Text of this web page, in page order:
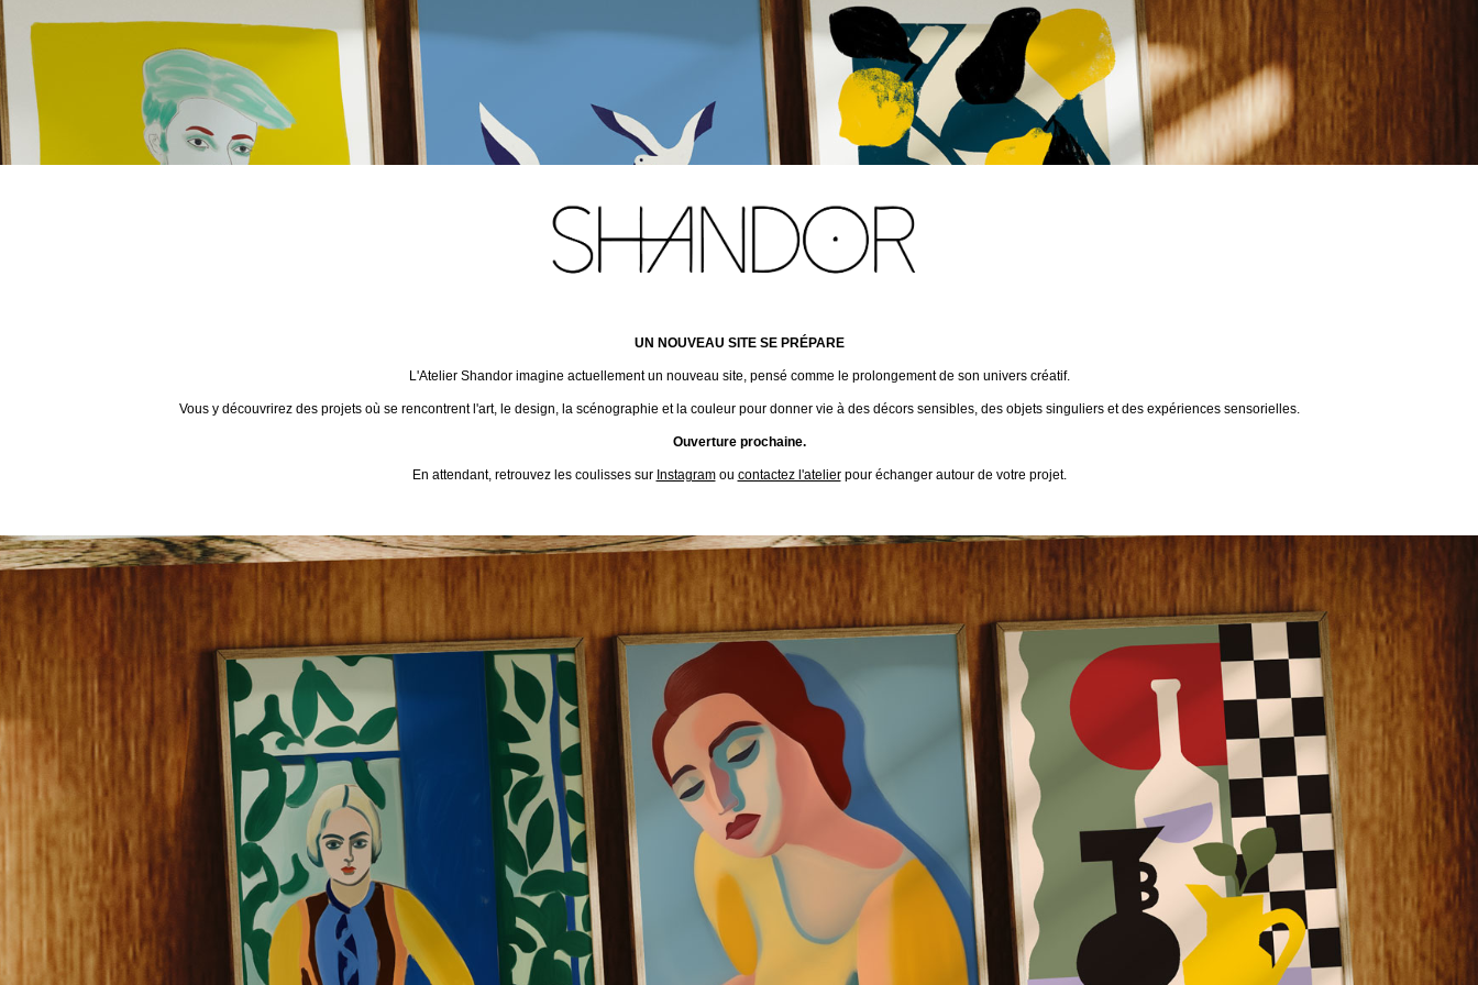
UN NOUVEAU SITE SE PRÉPARE
L'Atelier Shandor imagine actuellement un nouveau site, pensé comme le prolongement de son univers créatif.
Vous y découvrirez des projets où se rencontrent l'art, le design, la scénographie et la couleur pour donner vie à des décors sensibles, des objets singuliers et des expériences sensorielles.
Ouverture prochaine.
En attendant, retrouvez les coulisses sur Instagramou contactez l'atelierpour échanger autour de votre projet.